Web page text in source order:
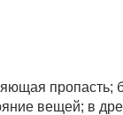
пропасть;
вещей; в